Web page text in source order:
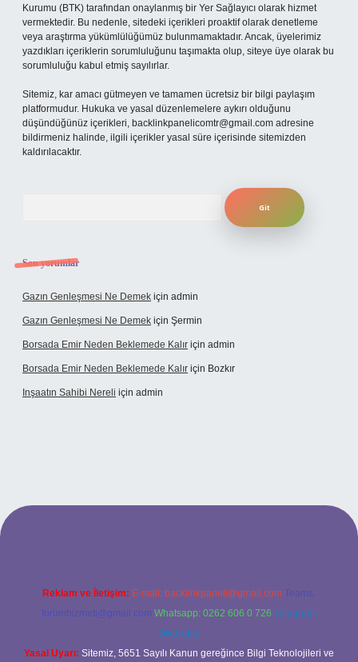
Kurumu (BTK) tarafından onaylanmış bir Yer Sağlayıcı olarak hizmet
vermektedir. Bu nedenle, sitedeki içerikleri proaktif olarak denetleme
veya araştırma yükümlülüğümüz bulunmamaktadır. Ancak, üyelerimiz
yazdıkları içeriklerin sorumluluğunu taşımakta olup, siteye üye olarak bu
sorumluluğu kabul etmiş sayılırlar.
Sitemiz, kar amacı gütmeyen ve tamamen ücretsiz bir bilgi paylaşım
platformudur. Hukuka ve yasal düzenlemelere aykırı olduğunu
düşündüğünüz içerikleri, backlinkpanelicomtr@gmail.com adresine
bildirmeniz halinde, ilgili içerikler yasal süre içerisinde sitemizden
kaldırılacaktır.
Son yorumlar
Gazın Genleşmesi Ne Demek için admin
Gazın Genleşmesi Ne Demek için Şermin
Borsada Emir Neden Beklemede Kalır için admin
Borsada Emir Neden Beklemede Kalır için Bozkır
Inşaatın Sahibi Nereli için admin
Reklam ve İletişim: E-mail: backlinkpaneli@gmail.com Teams:
forumhizmeti@gmail.com Whatsapp: 0262 606 0 726 Telegram:
@karabul
Yasal Uyarı: Sitemiz, 5651 Sayılı Kanun gereğince Bilgi Teknolojileri ve